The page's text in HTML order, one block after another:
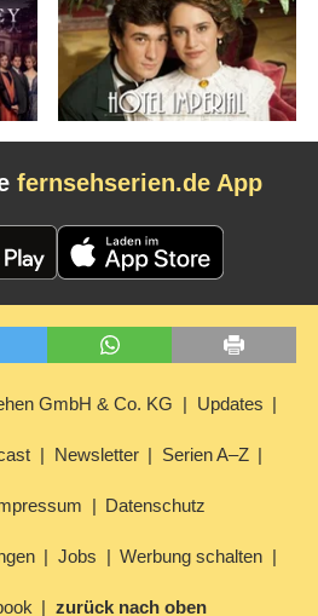
fernsehserien.de App
GmbH & Co. KG Updates
Newsletter Serien A–Z
Datenschutz
Jobs Werbung schalten
zurück nach oben